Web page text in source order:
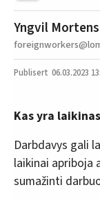
Yngvil
06.03.2023
Kas yra
Darbdavys gali
laikinai apriboja
sumažinti